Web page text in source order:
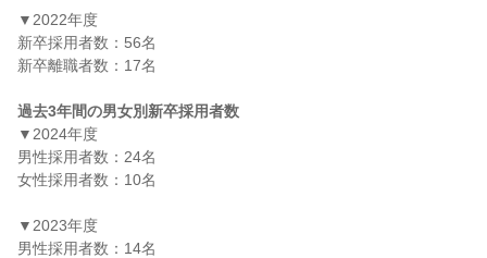
▼2022年度
新卒採用者数：56名
新卒離職者数：17名
過去3年間の男女別新卒採用者数
▼2024年度
男性採用者数：24名
女性採用者数：10名
▼2023年度
男性採用者数：14名